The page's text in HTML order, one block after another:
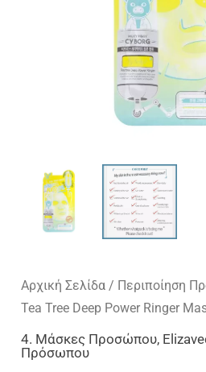
Αρχική Σελίδα / Περιποίηση
Tea Tree Deep Power Ringer
4. Μάσκες Προσώπου,
Πρόσωπου